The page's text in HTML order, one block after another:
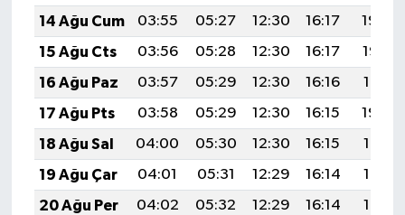
14 Ağu Cum
03:55 05:27 12:30 16:17
19:24
15 Ağu Cts
03:56 05:28 12:30 16:17
19:23
16 Ağu Paz
03:57 05:29 12:30 16:16
19:21
17 Ağu Pts
03:58 05:29 12:30 16:15
19:20
18 Ağu Sal
04:00 05:30 12:30 16:15
19:19
19 Ağu Çar
04:01 05:31 12:29 16:14
19:17
20 Ağu Per
04:02 05:32 12:29 16:14
19:16